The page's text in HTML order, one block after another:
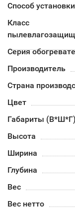
Способ установки
Класс
Серия
Производитель
Страна
Цвет
Габариты (В*Ш*Г)
Высота
Ширина
Глубина
Вес
Вес нетто